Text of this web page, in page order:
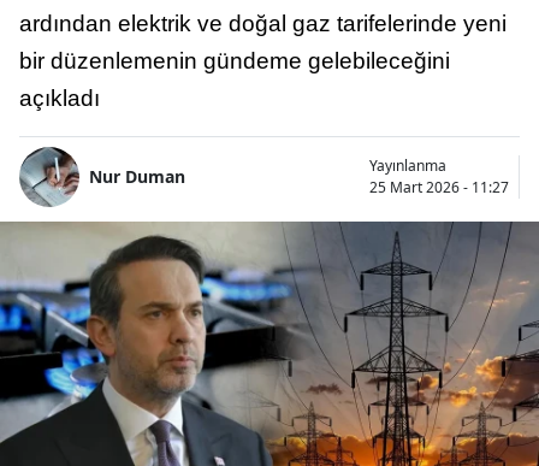
ardından elektrik ve doğal gaz tarifelerinde yeni
bir düzenlemenin gündeme gelebileceğini
açıkladı
Nur Duman
Yayınlanma
25 Mart 2026 - 11:27